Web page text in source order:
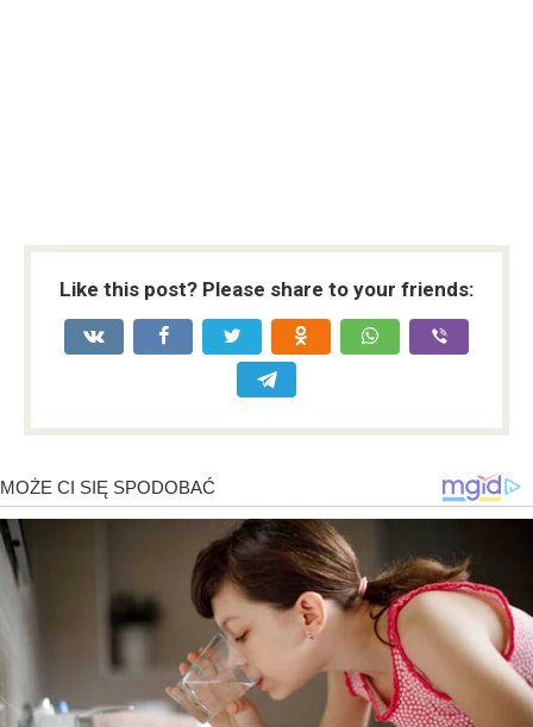
Like this post? Please share to your friends: